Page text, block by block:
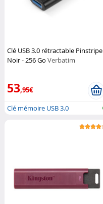
Clé USB 3.0 rétractable Pinstripe
Noir - 256 Go Verbatim
53,95€
Clé mémoire USB 3.0